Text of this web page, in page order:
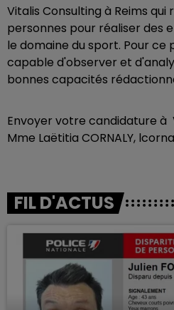
Vitalis Consulting à Reims
personnes pour réaliser des
le domaine du sport. Pour ce
capable d'observer et
bonnes capacités
Envoyer votre candidature à
Mme Laëtitia CORNALY,
FIL D'ACTUS